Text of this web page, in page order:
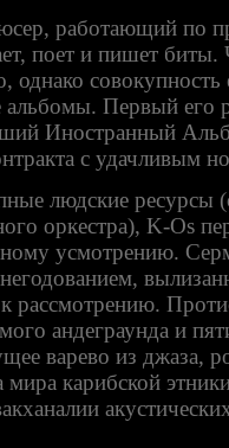
работающий по
поет и пишет биты.
однако совокупность
альбомы. Первый его
Иностранный
с удачливым
людские ресурсы
оркестра), K-Os
усмотрению.
негодованием,
рассмотрению.
андеграунда и
варево из джаза,
мира карибской